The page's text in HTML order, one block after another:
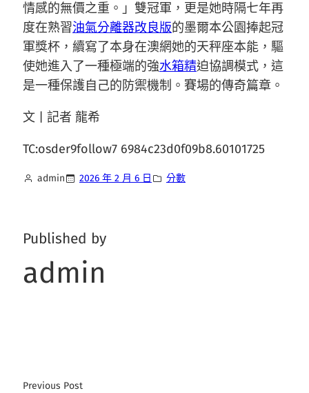
情感的無價之重。」雙冠軍，更是她時隔七年再
度在熟習油氣分離器改良版的墨爾本公園捧起冠
軍獎杯，續寫了本身在澳網她的天秤座本能，驅
使她進入了一種極端的強水箱精迫協調模式，這
是一種保護自己的防禦機制。賽場的傳奇篇章。
文 | 記者 龍希
TC:osder9follow7 6984c23d0f09b8.60101725
admin 2026 年 2 月 6 日 分數
Published by
admin
Previous Post